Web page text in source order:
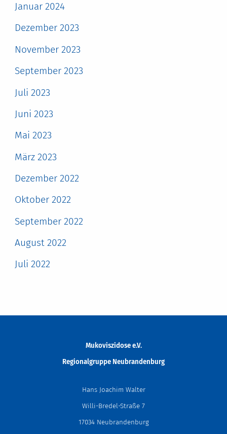
Januar 2024
Dezember 2023
November 2023
September 2023
Juli 2023
Juni 2023
Mai 2023
März 2023
Dezember 2022
Oktober 2022
September 2022
August 2022
Juli 2022
Mukoviszidose e.V.
Regionalgruppe Neubrandenburg
Hans Joachim Walter
Willi-Bredel-Straße 7
17034 Neubrandenburg